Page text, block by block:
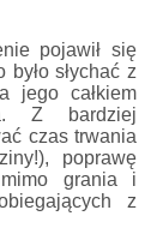
pojawił się
słychać z
jego całkiem
Z bardziej
czas trwania
poprawę
grania i
z